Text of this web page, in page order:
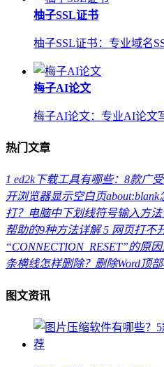
柚子SSL证书
柚子SSL证书：专业域名
梅子AI论文
梅子AI论文：专业AI论文
热门文章
1 ed2k下载工具有哪些：8款广
开浏览器显示空白页about:blank
打？电脑中下划线符号输入方
帮助的9种方法详解 5 网页打不
“CONNECTION_RESET”的原
条横线怎样删除？删除Word顶
图文资讯